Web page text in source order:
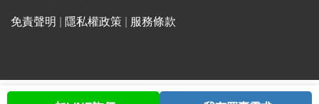
免責聲明 隱私權政策 服務條款